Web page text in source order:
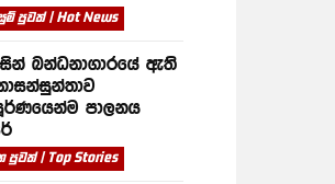
පුවත් | Hot News
බන්ධනාගාරයේ ඇති
පාලනය
පුවත් | Top Stories